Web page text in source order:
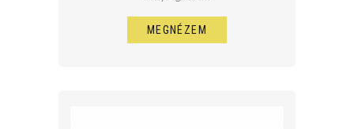
MEGNÉZEM